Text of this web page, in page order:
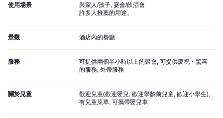
使用場景
與家人/孩子, 宴會/飲酒會
許多人推薦的用途。
景觀 酒店內的餐廳
服務
可提供兩個半小時以上的聚會, 可提供慶祝・驚喜
的服務, 外帶服務
關於兒童
歡迎兒童(歡迎嬰兒, 歡迎學齡前兒童, 歡迎小學生),
有兒童菜單, 可攜帶嬰兒車